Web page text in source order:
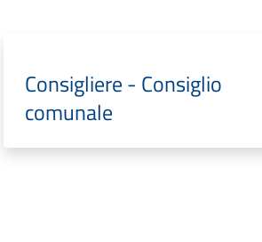
Consigliere - Consiglio
comunale